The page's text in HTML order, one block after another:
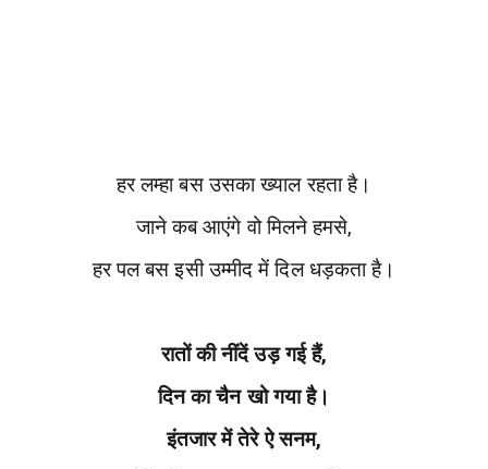
हर लम्हा बस उसका ख्याल रहता है।
जाने कब आएंगे वो मिलने हमसे,
हर पल बस इसी उम्मीद में दिल धड़कता है।
रातों की नींदें उड़ गई हैं,
दिन का चैन खो गया है।
इंतजार में तेरे ऐ सनम,